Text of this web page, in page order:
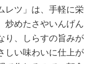
レツ」は、手軽に栄
炒めたさやいんげん
り、しらすの旨みが
しい味わいに仕上が